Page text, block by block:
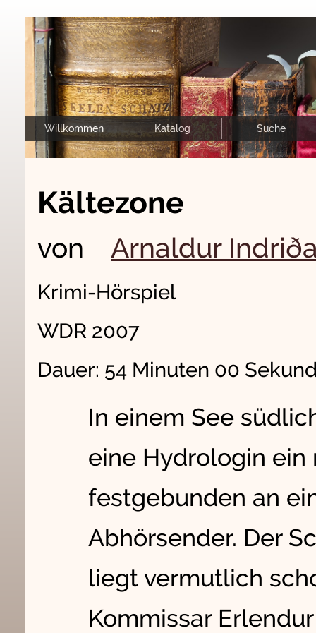
Willkommen Katalog Suche
Kältezone
von Arnaldur
Krimi-Hörspiel
WDR 2007
Dauer: 54 Minuten 00
In einem See
eine Hydrologin
festgebunden an
Abhörsender. Der
liegt vermutlich
Kommissar